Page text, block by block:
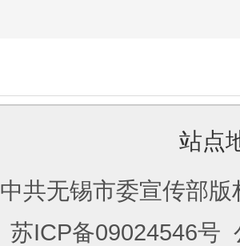
站点
中共无锡市委宣传部
苏ICP备09024546号